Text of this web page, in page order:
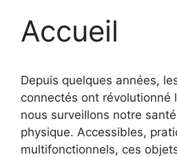
Accueil
Depuis quelques années,
connectés ont révolutionné
nous surveillons notre
physique. Accessibles,
multifonctionnels, ces